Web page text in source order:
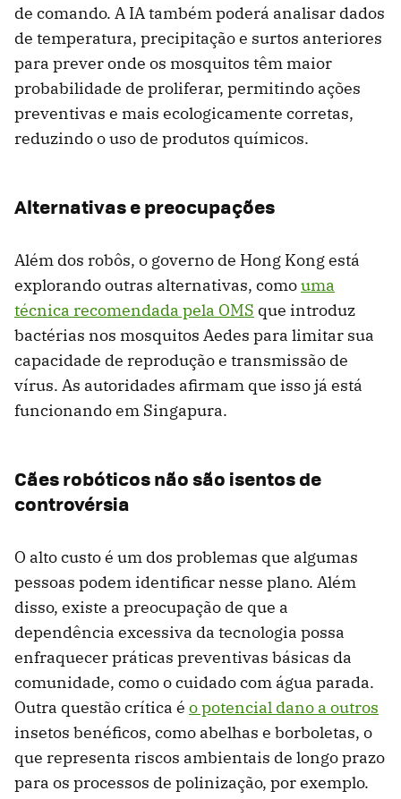
de comando. A IA também poderá analisar dados
de temperatura, precipitação e surtos anteriores
para prever onde os mosquitos têm maior
probabilidade de proliferar, permitindo ações
preventivas e mais ecologicamente corretas,
reduzindo o uso de produtos químicos.
Alternativas e preocupações
Além dos robôs, o governo de Hong Kong está
explorando outras alternativas, comouma
técnica recomendada pela OMS que introduz
bactérias nos mosquitos Aedes para limitar sua
capacidade de reprodução e transmissão de
vírus. As autoridades afirmam que isso já está
funcionando em Singapura.
Cães robóticos não são isentos de
controvérsia
O alto custo é um dos problemas que algumas
pessoas podem identificar nesse plano. Além
disso, existe a preocupação de que a
dependência excessiva da tecnologia possa
enfraquecer práticas preventivas básicas da
comunidade, como o cuidado com água parada.
Outra questão crítica é o potencial dano a outros
insetos benéficos, como abelhas e borboletas, o
que representa riscos ambientais de longo prazo
para os processos de polinização, por exemplo.